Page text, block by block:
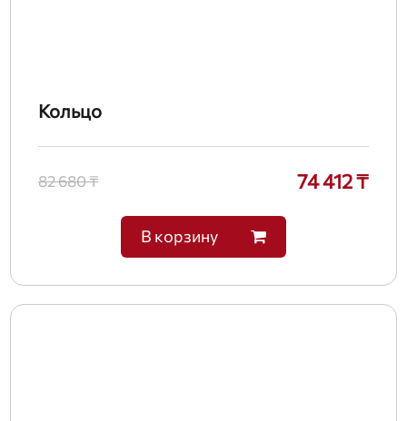
Кольцо
82 680 ₸ 74 412 ₸
В корзину